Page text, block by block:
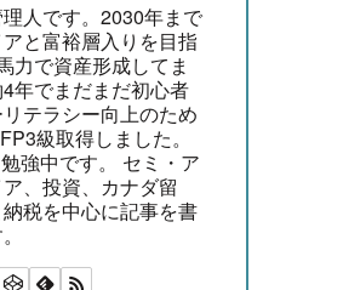
人です。2030年まで
と富裕層入りを目指
力で資産形成してま
年でまだまだ初心者
テラシー向上のため
級取得しました。
強中です。 セミ・ア
、投資、カナダ留
税を中心に記事を書